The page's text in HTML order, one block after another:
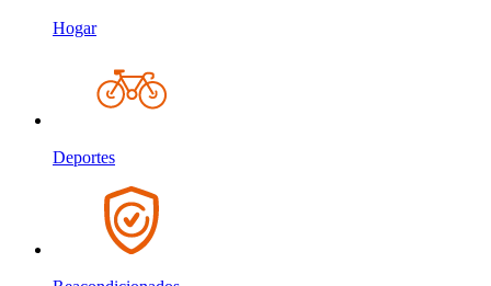
Hogar
Deportes